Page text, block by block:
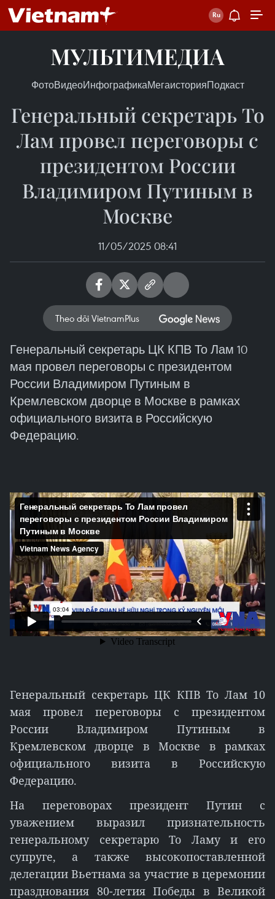
МУЛЬТИМЕДИА
ФотоВидеоИнфографикаМегаисторияПодкаст
Генеральный секретарь То
Лам провел переговоры с
президентом России
Владимиром Путиным в
Москве
11/05/2025 08:41
Theo dõi VietnamPlus
Генеральный секретарь ЦК КПВ То Лам 10
мая провел переговоры с президентом
России Владимиром Путиным в
Кремлевском дворце в Москве в рамках
официального визита в Российскую
Федерацию.
Генеральный секретарь ЦК КПВ То Лам 10
мая провел переговоры с президентом
России Владимиром Путиным в
Кремлевском дворце в Москве в рамках
официального визита в Российскую
Федерацию.
На переговорах президент Путин с
уважением выразил признательность
генеральному секретарю То Ламу и его
супруге, а также высокопоставленной
делегации Вьетнама за участие в церемонии
празднования 80-летия Победы в Великой